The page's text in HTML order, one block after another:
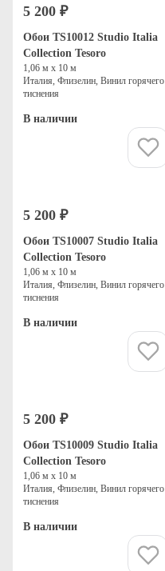
5 200 ₽
Обои TS10012 Studio Italia
Collection Tesoro
1,06 м х 10 м
Италия, Флизелин, Винил горячего
тиснения
В наличии
5 200 ₽
Обои TS10007 Studio Italia
Collection Tesoro
1,06 м х 10 м
Италия, Флизелин, Винил горячего
тиснения
В наличии
5 200 ₽
Обои TS10009 Studio Italia
Collection Tesoro
1,06 м х 10 м
Италия, Флизелин, Винил горячего
тиснения
В наличии